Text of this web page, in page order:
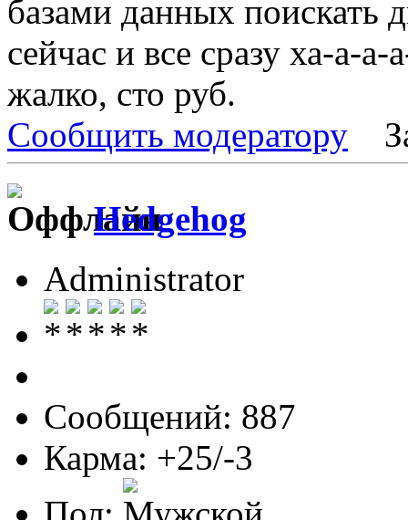
базами данных
сейчас и все сразу ха-а-
жалко, сто руб.
Сообщить модератору
Hedgehog
Administrator
Сообщений: 887
Карма: +25/-3